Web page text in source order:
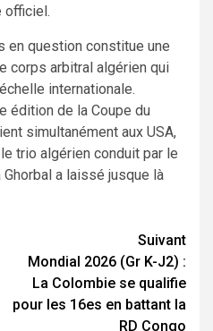
officiel.
en question constitue une
corps arbitral algérien qui
internationale.
édition de la Coupe du
simultanément aux USA,
trio algérien conduit par le
a laissé jusque là
Suivant
Mondial 2026 (Gr K-J2) :
La Colombie se qualifie
pour les 16es en battant la
RD Congo